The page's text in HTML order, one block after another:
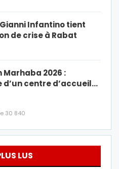
Infantino tient
de crise à Rabat
Marhaba 2026 :
centre d’accueil…
30 840
LUS